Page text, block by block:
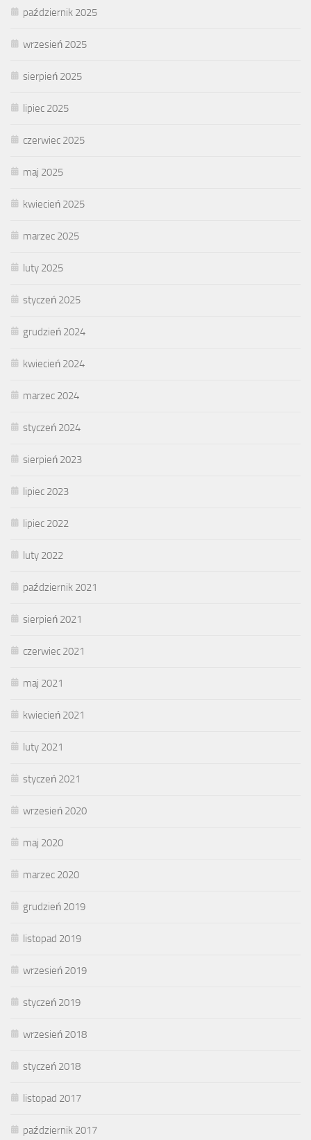
październik 2025
wrzesień 2025
sierpień 2025
lipiec 2025
czerwiec 2025
maj 2025
kwiecień 2025
marzec 2025
luty 2025
styczeń 2025
grudzień 2024
kwiecień 2024
marzec 2024
styczeń 2024
sierpień 2023
lipiec 2023
lipiec 2022
luty 2022
październik 2021
sierpień 2021
czerwiec 2021
maj 2021
kwiecień 2021
luty 2021
styczeń 2021
wrzesień 2020
maj 2020
marzec 2020
grudzień 2019
listopad 2019
wrzesień 2019
styczeń 2019
wrzesień 2018
styczeń 2018
listopad 2017
październik 2017